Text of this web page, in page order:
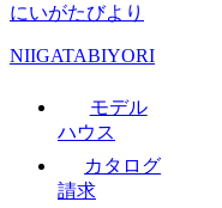
にいがたびより
NIIGATABIYORI
モデル
ハウス
カタログ
請求